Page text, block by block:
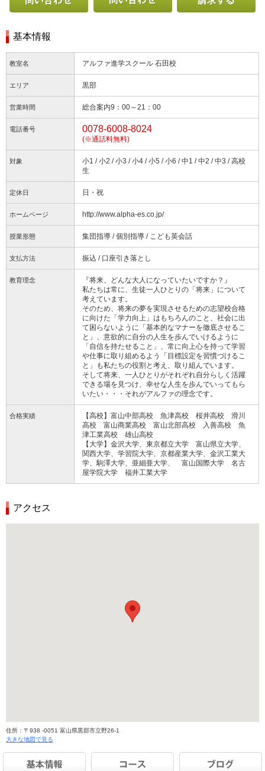
基本情報
教室名 アルファ進学スクール 石田校
エリア 黒部
営業時間 総合案内9：00～21：00
電話番号 0078-6008-8024
(※通話料無料)
対象
小1 / 小2 / 小3 / 小4 / 小5 / 小6 / 中1 / 中2 / 中3 / 高校
生
定休日 日・祝
ホームページ http://www.alpha-es.co.jp/
授業形態 集団指導 / 個別指導 / こども英会話
支払方法 振込 / 口座引き落とし
教育理念
『将来、どんな大人になっていたいですか？』
私たちは常に、生徒一人ひとりの「将来」について
考えています。
そのため、将来の夢を実現させるための志望校合格
に向けた「学力向上」はもちろんのこと、社会に出
て困らないように「基本的なマナーを徹底させるこ
と」、意欲的に自分の人生を歩んでいけるように
「自信を持たせること」、常に向上心を持って学習
や仕事に取り組めるよう「目標設定を習慣づけるこ
と」も私たちの役割と考え、取り組んでいます。
そして将来、一人ひとりがそれぞれ自分らしく活躍
できる場を見つけ、幸せな人生を歩んでいってもら
いたい・・・それがアルファの理念です。
合格実績
【高校】富山中部高校 魚津高校 桜井高校 滑川
高校 富山商業高校 富山北部高校 入善高校 魚
津工業高校 雄山高校
【大学】金沢大学、東京都立大学 富山県立大学、
関西大学、学習院大学、京都産業大学、金沢工業大
学、駒澤大学、亜細亜大学、 富山国際大学 名古
屋学院大学 福井工業大学
アクセス
住所：〒938 -0051 富山県黒部市立野26-1
大きな地図で見る